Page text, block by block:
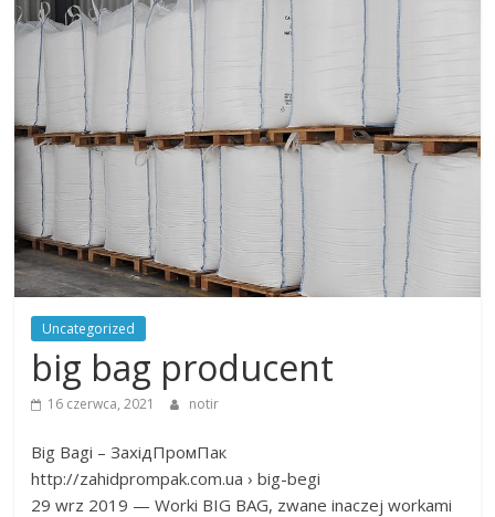
na
wiele
tematów
Uncategorized
big bag producent
16 czerwca, 2021 notir
Big Bagi – ЗахідПромПак
http://zahidprompak.com.ua › big-begi
29 wrz 2019 — Worki BIG BAG, zwane inaczej workami